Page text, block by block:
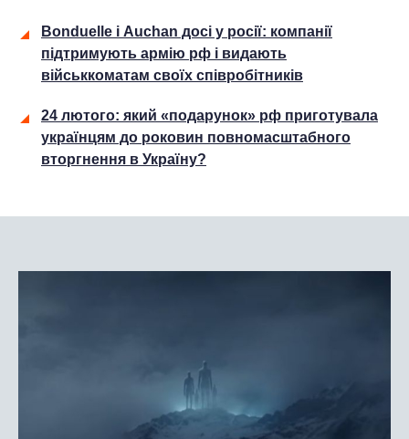
Bonduelle і Auchan досі у росії: компанії
підтримують армію рф і видають
військкоматам своїх співробітників
24 лютого: який «подарунок» рф приготувала
українцям до роковин повномасштабного
вторгнення в Україну?